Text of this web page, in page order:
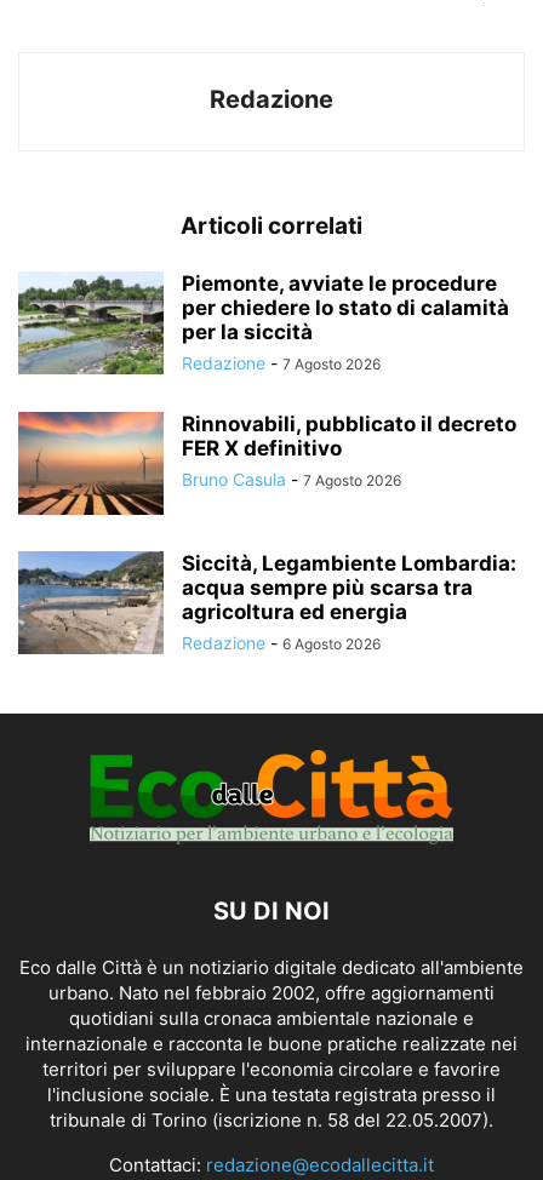
Redazione
Articoli correlati
Piemonte, avviate le procedure
per chiedere lo stato di calamità
per la siccità
Redazione - 7 Agosto 2026
Rinnovabili, pubblicato il decreto
FER X definitivo
Bruno Casula - 7 Agosto 2026
Siccità, Legambiente Lombardia:
acqua sempre più scarsa tra
agricoltura ed energia
Redazione - 6 Agosto 2026
SU DI NOI
Eco dalle Città è un notiziario digitale dedicato all'ambiente
urbano. Nato nel febbraio 2002, offre aggiornamenti
quotidiani sulla cronaca ambientale nazionale e
internazionale e racconta le buone pratiche realizzate nei
territori per sviluppare l'economia circolare e favorire
l'inclusione sociale. È una testata registrata presso il
tribunale di Torino (iscrizione n. 58 del 22.05.2007).
Contattaci: redazione@ecodallecitta.it